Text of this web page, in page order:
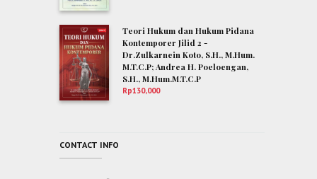
Teori Hukum dan Hukum Pidana
Kontemporer Jilid 2 -
Dr.Zulkarnein Koto, S.H., M.Hum.
M.T.C.P; Andrea H. Poeloengan,
S.H., M.Hum.M.T.C.P
Rp130,000
CONTACT INFO